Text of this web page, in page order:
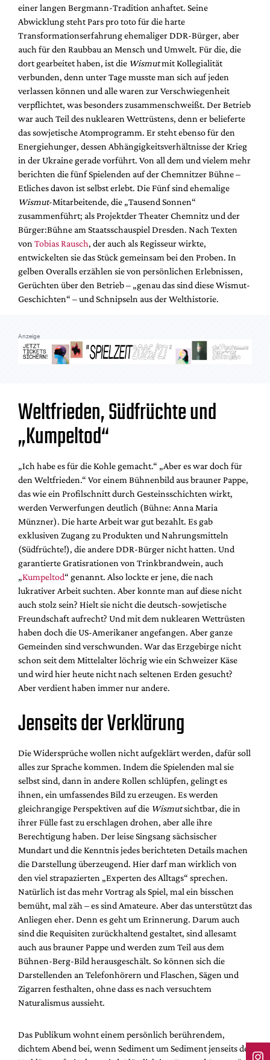
Suche
einer langen Bergmann-Tradition anhaftet. Seine
Abwicklung steht Pars pro toto für die harte
Transformationserfahrung ehemaliger DDR-Bürger, aber
auch für den Raubbau an Mensch und Umwelt. Für die, die
dort gearbeitet haben, ist die Wismutmit Kollegialität
verbunden, denn unter Tage musste man sich auf jeden
verlassen können und alle waren zur Verschwiegenheit
verpflichtet, was besonders zusammenschweißt. Der Betrieb
war auch Teil des nuklearen Wettrüstens, denn er belieferte
das sowjetische Atomprogramm. Er steht ebenso für den
Energiehunger, dessen Abhängigkeitsverhältnisse der Krieg
in der Ukraine gerade vorführt. Von all dem und vielem mehr
berichten die fünf Spielenden auf der Chemnitzer Bühne –
Etliches davon ist selbst erlebt. Die Fünf sind ehemalige
Wismut-Mitarbeitende, die „Tausend Sonnen“
zusammenführt; als Projektder Theater Chemnitz und der
Bürger:Bühne am Staatsschauspiel Dresden. Nach Texten
von Tobias Rausch, der auch als Regisseur wirkte,
entwickelten sie das Stück gemeinsam bei den Proben. In
gelben Overalls erzählen sie von persönlichen Erlebnissen,
Gerüchten über den Betrieb – „genau das sind diese Wismut-
Geschichten“ – und Schnipseln aus der Welthistorie.
Anzeige
Weltfrieden, Südfrüchte und
„Kumpeltod“
„Ich habe es für die Kohle gemacht.“ „Aber es war doch für
den Weltfrieden.“ Vor einem Bühnenbild aus brauner Pappe,
das wie ein Profilschnitt durch Gesteinsschichten wirkt,
werden Verwerfungen deutlich (Bühne: Anna Maria
Münzner). Die harte Arbeit war gut bezahlt. Es gab
exklusiven Zugang zu Produkten und Nahrungsmitteln
(Südfrüchte!), die andere DDR-Bürger nicht hatten. Und
garantierte Gratisrationen von Trinkbrandwein, auch
„Kumpeltod“ genannt. Also lockte er jene, die nach
lukrativer Arbeit suchten. Aber konnte man auf diese nicht
auch stolz sein? Hielt sie nicht die deutsch-sowjetische
Freundschaft aufrecht? Und mit dem nuklearen Wettrüsten
haben doch die US-Amerikaner angefangen. Aber ganze
Gemeinden sind verschwunden. War das Erzgebirge nicht
schon seit dem Mittelalter löchrig wie ein Schweizer Käse
und wird hier heute nicht nach seltenen Erden gesucht?
Aber verdient haben immer nur andere.
Jenseits der Verklärung
Die Widersprüche wollen nicht aufgeklärt werden, dafür soll
alles zur Sprache kommen. Indem die Spielenden mal sie
selbst sind, dann in andere Rollen schlüpfen, gelingt es
ihnen, ein umfassendes Bild zu erzeugen. Es werden
gleichrangige Perspektiven auf die Wismutsichtbar, die in
ihrer Fülle fast zu erschlagen drohen, aber alle ihre
Berechtigung haben. Der leise Singsang sächsischer
Mundart und die Kenntnis jedes berichteten Details machen
die Darstellung überzeugend. Hier darf man wirklich von
den viel strapazierten „Experten des Alltags“ sprechen.
Natürlich ist das mehr Vortrag als Spiel, mal ein bisschen
bemüht, mal zäh – es sind Amateure. Aber das unterstützt das
Anliegen eher. Denn es geht um Erinnerung. Darum auch
sind die Requisiten zurückhaltend gestaltet, sind allesamt
auch aus brauner Pappe und werden zum Teil aus dem
Bühnen-Berg-Bild herausgeschält. So können sich die
Darstellenden an Telefonhörern und Flaschen, Sägen und
Zigarren festhalten, ohne dass es nach versuchtem
Naturalismus aussieht.
Das Publikum wohnt einem persönlich berührendem,
dichtem Abend bei, wenn Sediment um Sediment jenseits der